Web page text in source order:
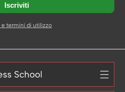
e termini di utilizzo
School